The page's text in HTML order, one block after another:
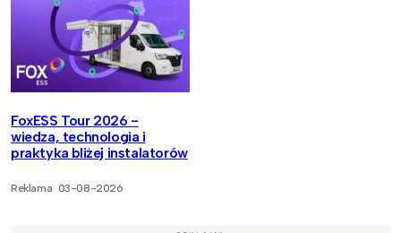
FoxESS Tour 2026 -
wiedza, technologia i
praktyka bliżej instalatorów
Reklama 03-08-2026